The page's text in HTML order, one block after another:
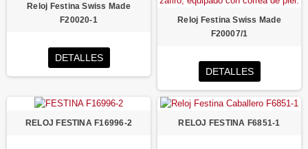
Reloj Festina Swiss Made
F20020-1
DETALLES
Reloj Festina Swiss Made
F20007/1
DETALLES
RELOJ FESTINA F16996-2 RELOJ FESTINA F6851-1